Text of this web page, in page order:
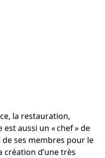
la restauration,
est aussi un « chef » de
ses membres pour le
création d’une très